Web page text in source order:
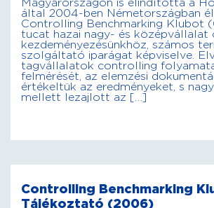
Magyarországon is elindította a
által 2004-ben Németországban
Controlling Benchmarking Klubot
tucat hazai nagy- és
kezdeményezésünkhöz, számos
szolgáltató iparágat képviselve.
tagvállalatok controlling
felmérését, az elemzési
értékeltük az eredményeket, s
mellett lezajlott az […]
Controlling Benchmarking
Tájékoztató (2006)